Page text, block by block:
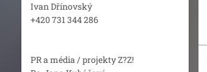
Ivan Dřínovský
+420 731 344 286
PR a média / projekty Z?Z!